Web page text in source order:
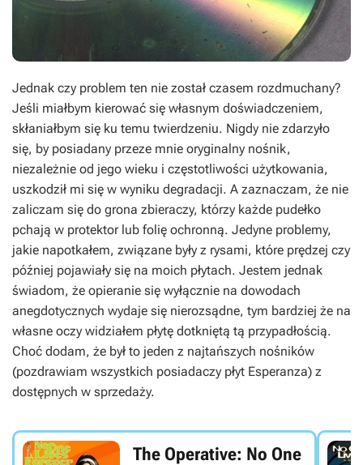
Jednak czy problem ten nie został czasem rozdmuchany?
Jeśli miałbym kierować się własnym doświadczeniem,
skłaniałbym się ku temu twierdzeniu. Nigdy nie zdarzyło
się, by posiadany przeze mnie oryginalny nośnik,
niezależnie od jego wieku i częstotliwości użytkowania,
uszkodził mi się w wyniku degradacji. A zaznaczam, że nie
zaliczam się do grona zbieraczy, którzy każde pudełko
pchają w protektor lub folię ochronną. Jedyne problemy,
jakie napotkałem, związane były z rysami, które prędzej czy
później pojawiały się na moich płytach. Jestem jednak
świadom, że opieranie się wyłącznie na dowodach
anegdotycznych wydaje się nierozsądne, tym bardziej że na
własne oczy widziałem płytę dotkniętą tą przypadłością.
Choć dodam, że był to jeden z najtańszych nośników
(pozdrawiam wszystkich posiadaczy płyt Esperanza) z
dostępnych w sprzedaży.
The Operative: No One